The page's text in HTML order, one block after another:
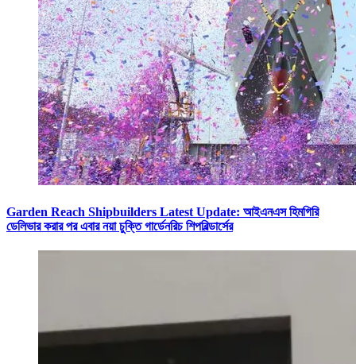
Garden Reach Shipbuilders Latest Update: আইএনএস হিমগিরি
ডেলিভার করার পর এবার নয়া চুক্তি গার্ডেনরিচ শিপবিল্ডার্সের